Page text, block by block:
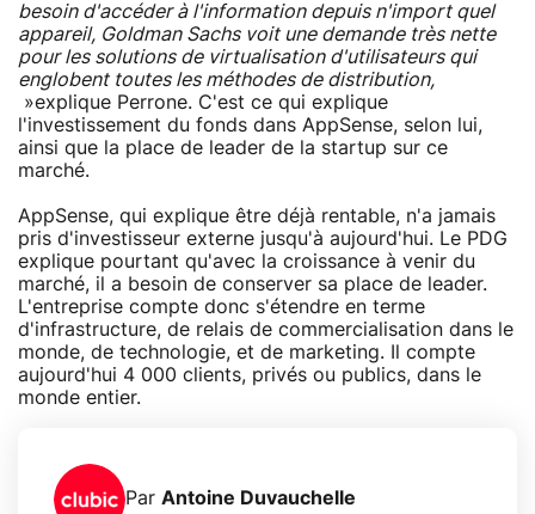
besoin d'accéder à l'information depuis n'import quel
appareil, Goldman Sachs voit une demande très nette
pour les solutions de virtualisation d'utilisateurs qui
englobent toutes les méthodes de distribution,
»explique Perrone. C'est ce qui explique
l'investissement du fonds dans AppSense, selon lui,
ainsi que la place de leader de la startup sur ce
marché.
AppSense, qui explique être déjà rentable, n'a jamais
pris d'investisseur externe jusqu'à aujourd'hui. Le PDG
explique pourtant qu'avec la croissance à venir du
marché, il a besoin de conserver sa place de leader.
L'entreprise compte donc s'étendre en terme
d'infrastructure, de relais de commercialisation dans le
monde, de technologie, et de marketing. Il compte
aujourd'hui 4 000 clients, privés ou publics, dans le
monde entier.
Par Antoine Duvauchelle